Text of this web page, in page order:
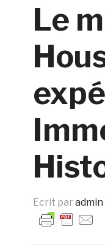
Le
Ecrit par admin